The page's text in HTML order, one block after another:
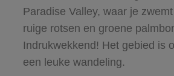
Paradise Valley, waar je
ruige rotsen en groene
Indrukwekkend! Het gebied is
een leuke wandeling.